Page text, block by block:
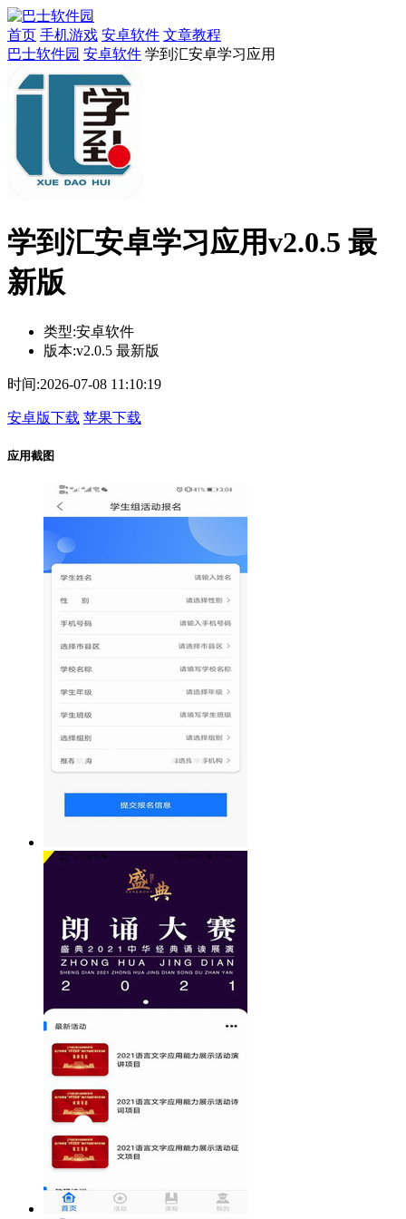
首页 手机游戏 安卓软件 文章教程
巴士软件园 安卓软件 学到汇安卓学习应用
学到汇安卓学习应用v2.0.5 最
新版
类型:安卓软件
版本:v2.0.5 最新版
时间:2026-07-08 11:10:19
安卓版下载 苹果下载
应用截图